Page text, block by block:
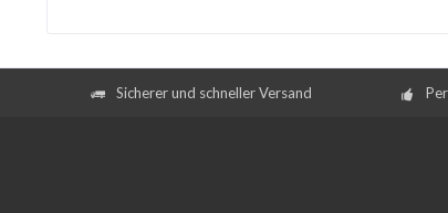
Sicherer und schneller Versand